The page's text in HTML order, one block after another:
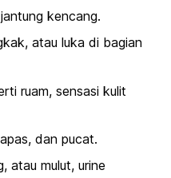
kencang.
atau luka di bagian
ruam, sensasi kulit
dan pucat.
atau mulut, urine